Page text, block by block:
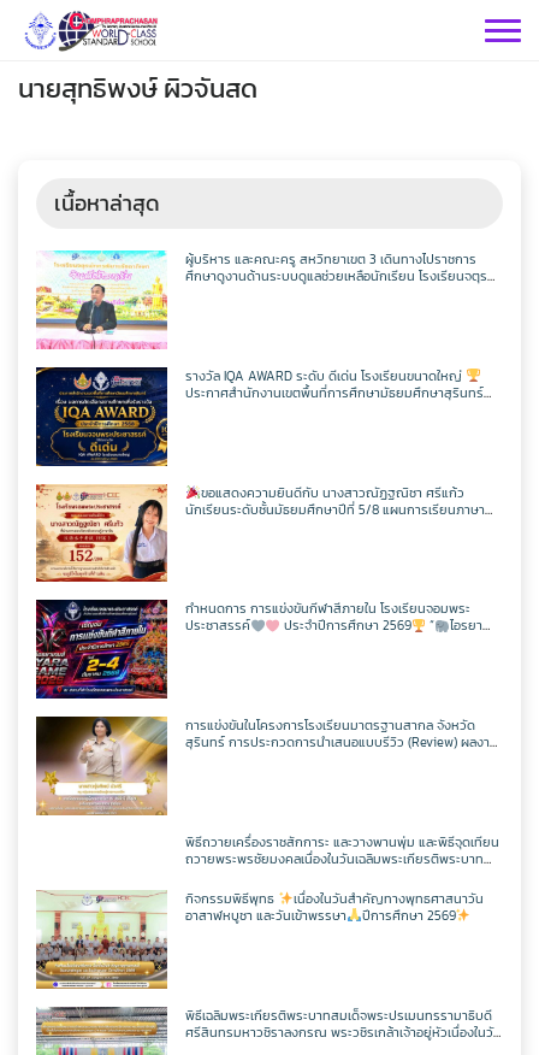
Skip
กลุ่มบริหารวิชาการ
เฟสบุคกลุ่มงานฯ
เว็บไซต์กลุ่มงานฯ
กลุ่มบริหารทั่วไป
เฟสบุคกลุ่มงานฯ
เว็บไซต์กลุ่มงานฯ
กลุ่มบริหารงานบุคคล
เฟสบุคกลุ่มงานฯ
เว็บไซต์กลุ่มงานฯ
กลุ่มบริหารงบประมาณ
เฟสบุคกลุ่มงานฯ
เว็บไซต์กลุ่มงานฯ
กลุ่มสาระฯ
วิทยาศาสตร์
เฟสบุคกลุ่มสาระฯ
เว็บไซต์กลุ่มสาระฯ
ตารางเรียน/สอน
คณิตศาสตร์
เฟสบุคกลุ่มสาระฯ
เว็บไซต์กลุ่มสาระฯ
ตารางเรียน/สอน
ต่างประเทศ
เฟสบุคกลุ่มสาระฯ
เว็บไซต์กลุ่มสาระฯ
ตารางเรียน/สอน
ภาษาไทย
เฟสบุคกลุ่มสาระฯ
เว็บไซต์กลุ่มสาระฯ
ตารางเรียน/สอน
สังคมศึกษาฯ
เฟสบุคกลุ่มสาระฯ
เว็บไซต์กลุ่มสาระฯ
ตารางเรียน/สอน
ศิลปะ
เฟสบุคกลุ่มสาระฯ
เว็บไซต์กลุ่มสาระฯ
ตารางเรียน/สอน
การงานอาชีพ
เฟสบุคกลุ่มสาระฯ
เว็บไซต์กลุ่มสาระฯ
ตารางเรียน/สอน
พลศึกษา
เฟสบุคกลุ่มสาระฯ
เว็บไซต์กลุ่มสาระฯ
เทคโนโลยี
เฟสบุคเทคโนโลยี
กลุ่มงาน
คำสั่งโรงเรียน
ประชาสัมพันธ์ CPS
กิจกรรม CPS
ToBeNumberOne
ITA2569
ITA2568
ITA2567
ITA2566
แผนผังเว็บไซต์
เว็บไซต์เดิม
ตารางเรียน1/69
ตารางเรียน ม.1
ครูพีระพันธ์ เสริมศิริ
วิชาวิทยาการคำนวณ
วิชาออกแบบฯ
วิชาเพิ่มเติม
ครูเเชิด ชูตาลัด
วิชาวิทยาการคำนวณ
วิชาออกแบบฯ
วิชาเพิ่มเติม
ครูเทพสุดา พรหมสวัสดิ์
วิชาวิทยาการคำนวณ
วิชาออกแบบฯ
วิชาเพิ่มเติม
ครูประหยัด สายบุตร
วิชาวิทยาการคำนวณ
วิชาออกแบบฯ
วิชาเพิ่มเติม
ครูนิตยา บุญเสริม
วิชาวิทยาการคำนวณ
วิชาออกแบบฯ
ครูกัณฌ์ฏธัจส์ ก้านเหลือง
วิชาวิทยาการคำนวณ
ครูมัตติกา สุวงศ์
นายสุทธิพงษ์ ผิวจันสด
เนื้อหาล่าสุด
ผู้บริหาร และคณะครู สหวิทยาเขต 3 เดินทางไปราชการ
ศึกษาดูงานด้านระบบดูแลช่วยเหลือนักเรียน โรงเรียนจตุร
รางวัล IQA AWARD ระดับ ดีเด่น โรงเรียนขนาดใหญ่
ประกาศสำนักงานเขตพื้นที่การศึกษามัธยมศึกษาสุรินทร์
ขอแสดงความยินดีกับ นางสาวณัฏฐณิชา ศรีแก้ว
นักเรียนระดับชั้นมัธยมศึกษาปีที่ 5/8 แผนการเรียนภาษา
กำหนดการ การแข่งขันกีฬาสีภายใน โรงเรียนจอมพระ
ประชาสรรค์
ประจำปีการศึกษา 2569 “
ไอรยา
การแข่งขันในโครงการโรงเรียนมาตรฐานสากล จังหวัด
สุรินทร์ การประกวดการนำเสนอแบบรีวิว (Review) ผลงาน
พิธีถวายเครื่องราชสักการะ และวางพานพุ่ม และพิธีจุดเทียน
ถวายพระพรชัยมงคลเนื่องในวันเฉลิมพระเกียรติพระบาท
มหิศรภูมิพลราชวรางกูร กิติสิริสมบูรณอดุลยเดช สยามินท
ราธิเบศรราชวโรดม บรมนาถบพิตร พระวชิรเกล้าเจ้าอยู่หัว
(ในหลวงรัชกาลที่ 10)
กิจกรรมพิธีพุทธ
เนื่องในวันสำคัญทางพุทธศาสนาวัน
อาสาฬหบูชา และวันเข้าพรรษา
ปีการศึกษา 2569
พิธีเฉลิมพระเกียรติพระบาทสมเด็จพระปรเมนทรรามาธิบดี
ศรีสินทรมหาวชิราลงกรณ พระวชิรเกล้าเจ้าอยู่หัวเนื่องในวัน